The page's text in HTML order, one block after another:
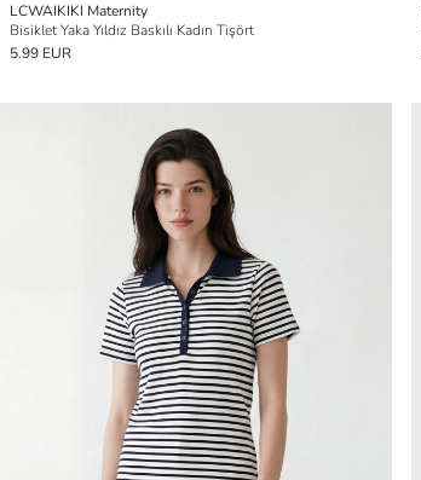
LCWAIKIKI Maternity
Bisiklet Yaka Yıldız Baskılı Kadın Tişört
5.99 EUR